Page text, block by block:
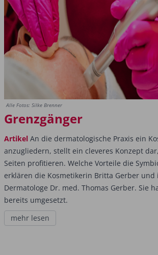
Alle Fotos: Silke Brenner
Grenzgänger
Artikel An die dermatologische Praxis ein
anzugliedern, stellt ein cleveres Konzept
Seiten profitieren. Welche Vorteile die
erklären die Kosmetikerin Britta Gerber
Dermatologe Dr. med. Thomas Gerber. Sie
bereits umgesetzt.
mehr lesen